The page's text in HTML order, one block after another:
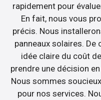
rapidement pour
En fait, nous vous
précis. Nous
panneaux solaires. De
idée claire du coût
prendre une décision
Nous sommes
pour nos services.